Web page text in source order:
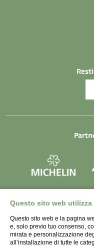
SOCIETÀ
Strada
Questo sito web
Questo sito web e la pagina
e, solo previo tuo consenso,
mirata e personalizzazione
all’installazione di tutte le